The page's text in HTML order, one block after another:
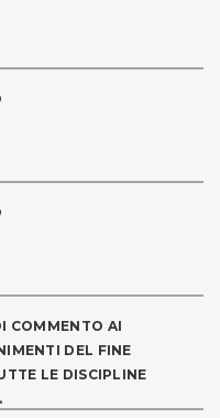
COMMENTO AI
DEL FINE
LE DISCIPLINE